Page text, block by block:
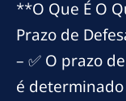
**O Que É O
Prazo de
– ✅ O prazo
é